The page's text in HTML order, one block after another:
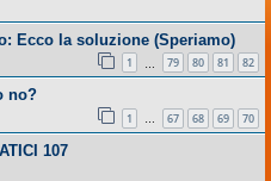
Ecco la soluzione (Speriamo)
1 79 80 81 82
no?
1 … 67 68 69 70
107